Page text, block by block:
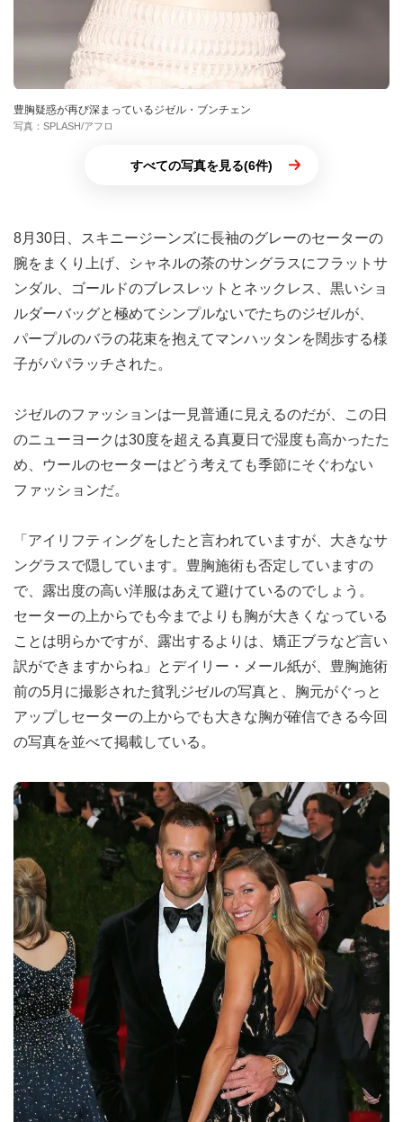
豊胸疑惑が再び深まっているジゼル・ブンチェン
写真：SPLASH/アフロ
すべての写真を見る(6件)
8月30日、スキニージーンズに長袖のグレーのセーターの
腕をまくり上げ、シャネルの茶のサングラスにフラットサ
ンダル、ゴールドのブレスレットとネックレス、黒いショ
ルダーバッグと極めてシンプルないでたちのジゼルが、
パープルのバラの花束を抱えてマンハッタンを闊歩する様
子がパパラッチされた。
ジゼルのファッションは一見普通に見えるのだが、この日
のニューヨークは30度を超える真夏日で湿度も高かったた
め、ウールのセーターはどう考えても季節にそぐわない
ファッションだ。
「アイリフティングをしたと言われていますが、大きなサ
ングラスで隠しています。豊胸施術も否定していますの
で、露出度の高い洋服はあえて避けているのでしょう。
セーターの上からでも今までよりも胸が大きくなっている
ことは明らかですが、露出するよりは、矯正ブラなど言い
訳ができますからね」とデイリー・メール紙が、豊胸施術
前の5月に撮影された貧乳ジゼルの写真と、胸元がぐっと
アップしセーターの上からでも大きな胸が確信できる今回
の写真を並べて掲載している。